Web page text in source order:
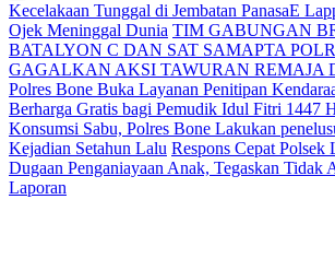
Kecelakaan Tunggal di Jembatan PanasaE
Ojek Meninggal Dunia TIM GABUNGAN
BATALYON C DAN SAT SAMAPTA
GAGALKAN AKSI TAWURAN REMAJA
Polres Bone Buka Layanan Penitipan
Berharga Gratis bagi Pemudik Idul Fitri 1447
Konsumsi Sabu, Polres Bone Lakukan
Kejadian Setahun Lalu Respons Cepat Polsek
Dugaan Penganiayaan Anak, Tegaskan Tidak
Laporan